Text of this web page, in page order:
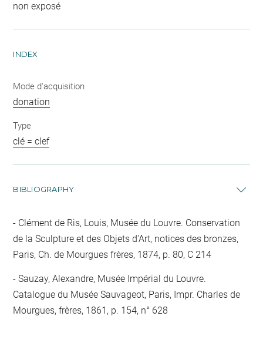
non exposé
INDEX
Mode d'acquisition
donation
Type
clé = clef
BIBLIOGRAPHY
Clément de Ris, Louis, Musée du Louvre. Conservation
de la Sculpture et des Objets d'Art, notices des bronzes,
Paris, Ch. de Mourgues frères, 1874, p. 80, C 214
Sauzay, Alexandre, Musée Impérial du Louvre.
Catalogue du Musée Sauvageot, Paris, Impr. Charles de
Mourgues, frères, 1861, p. 154, n° 628